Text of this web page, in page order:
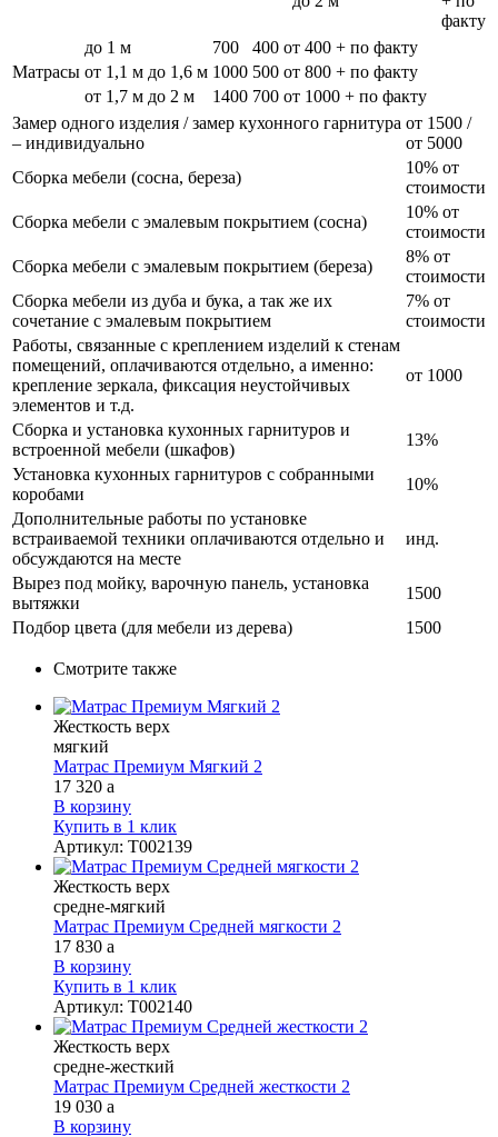
факту
Матрасы
до 1 м 700 400 от 400 + по факту
от 1,1 м до 1,6 м 1000 500 от 800 + по факту
от 1,7 м до 2 м
1400 700 от 1000 + по факту
Замер одного изделия / замер кухонного гарнитура
– индивидуально
от 1500 /
от 5000
Сборка мебели (сосна, береза)
10% от
стоимости
Сборка мебели с эмалевым покрытием (сосна)
10% от
стоимости
Сборка мебели с эмалевым покрытием (береза)
8% от
стоимости
Сборка мебели из дуба и бука, а так же их
сочетание с эмалевым покрытием
7% от
стоимости
Работы, связанные с креплением изделий к стенам
помещений, оплачиваются отдельно, а именно:
крепление зеркала, фиксация неустойчивых
элементов и т.д.
от 1000
Сборка и установка кухонных гарнитуров и
встроенной мебели (шкафов)
13%
Установка кухонных гарнитуров с собранными
коробами
10%
Дополнительные работы по установке
встраиваемой техники оплачиваются отдельно и
обсуждаются на месте
инд.
Вырез под мойку, варочную панель, установка
вытяжки
1500
Подбор цвета (для мебели из дерева)
1500
Смотрите также
Жесткость верх
мягкий
Матрас Премиум Мягкий 2
17 320 a
В корзину
Купить в 1 клик
Артикул: Т002139
Жесткость верх
средне-мягкий
Матрас Премиум Средней мягкости 2
17 830 a
В корзину
Купить в 1 клик
Артикул: Т002140
Жесткость верх
средне-жесткий
Матрас Премиум Средней жесткости 2
19 030 a
В корзину